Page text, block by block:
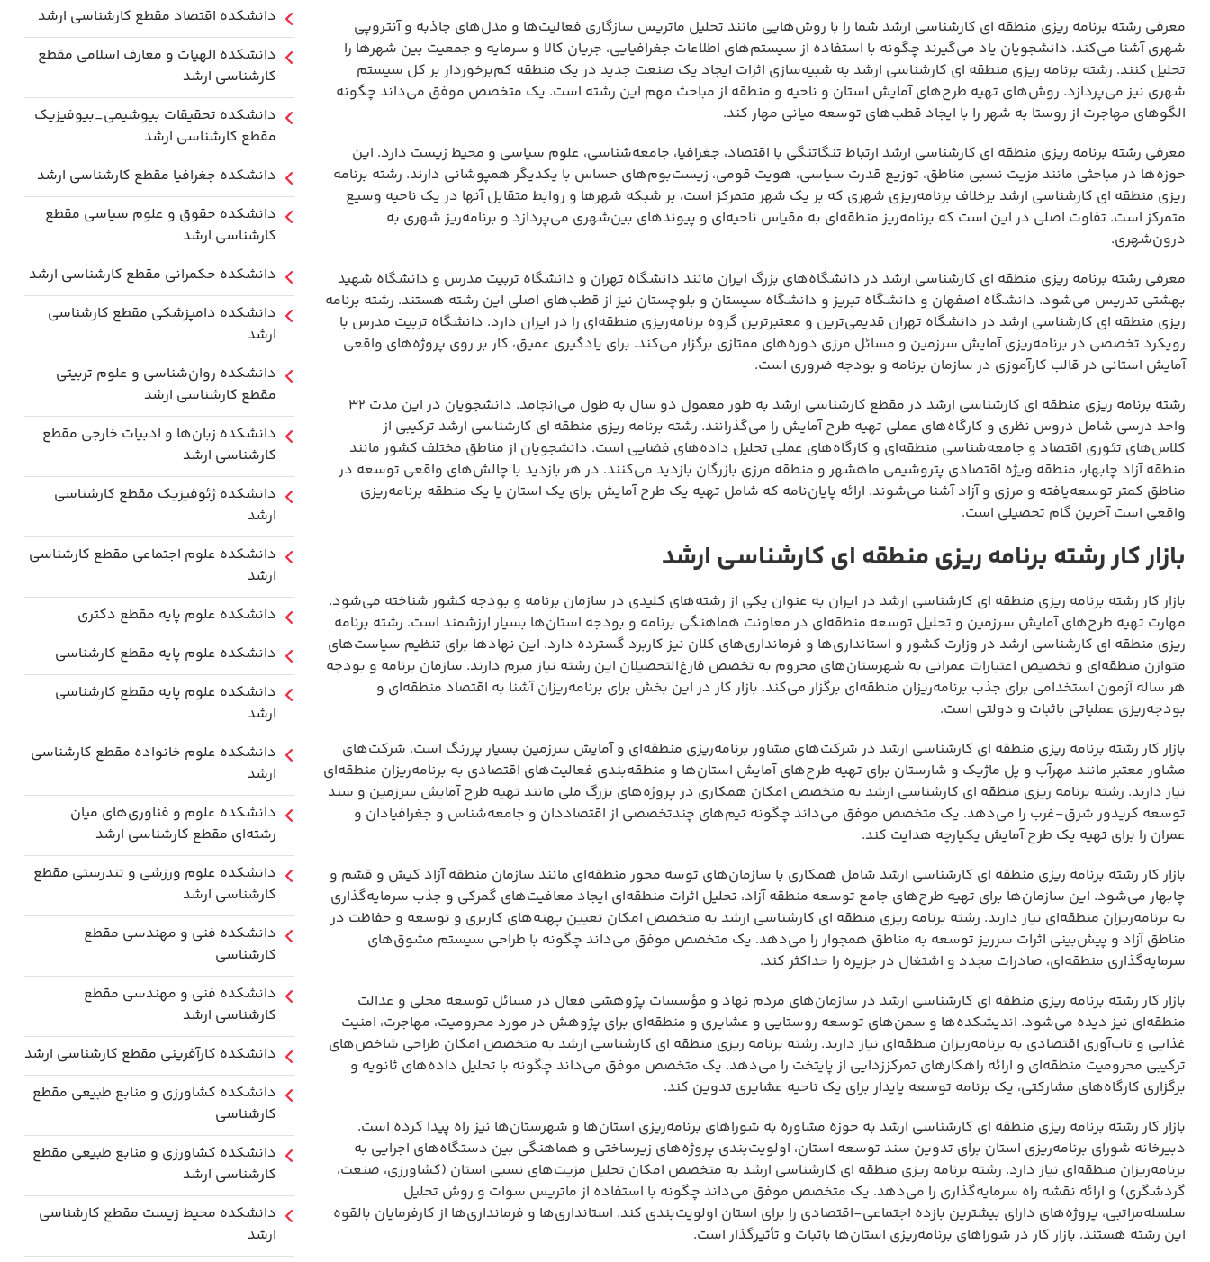
معرفی رشته برنامه ریزی منطقه ای کارشناسی ارشد شما را با روش‌هایی مانند تحلیل ماتریس سازگاری فعالیت‌ها و مدل‌های جاذبه و آنتروپی
شهری آشنا می‌کند. دانشجویان یاد می‌گیرند چگونه با استفاده از سیستم‌های اطلاعات جغرافیایی، جریان کالا و سرمایه و جمعیت بین شهرها را
تحلیل کنند. رشته برنامه ریزی منطقه ای کارشناسی ارشد به شبیه‌سازی اثرات ایجاد یک صنعت جدید در یک منطقه کم‌برخوردار بر کل سیستم
شهری نیز می‌پردازد. روش‌های تهیه طرح‌های آمایش استان و ناحیه و منطقه از مباحث مهم این رشته است. یک متخصص موفق می‌داند چگونه
الگوهای مهاجرت از روستا به شهر را با ایجاد قطب‌های توسعه میانی مهار کند.
معرفی رشته برنامه ریزی منطقه ای کارشناسی ارشد ارتباط تنگاتنگی با اقتصاد، جغرافیا، جامعه‌شناسی، علوم سیاسی و محیط زیست دارد. این
حوزه‌ها در مباحثی مانند مزیت نسبی مناطق، توزیع قدرت سیاسی، هویت قومی، زیست‌بوم‌های حساس با یکدیگر همپوشانی دارند. رشته برنامه
ریزی منطقه ای کارشناسی ارشد برخلاف برنامه‌ریزی شهری که بر یک شهر متمرکز است، بر شبکه شهرها و روابط متقابل آنها در یک ناحیه وسیع
متمرکز است. تفاوت اصلی در این است که برنامه‌ریز منطقه‌ای به مقیاس ناحیه‌ای و پیوندهای بین‌شهری می‌پردازد و برنامه‌ریز شهری به
درون‌شهری.
معرفی رشته برنامه ریزی منطقه ای کارشناسی ارشد در دانشگاه‌های بزرگ ایران مانند دانشگاه تهران و دانشگاه تربیت مدرس و دانشگاه شهید
بهشتی تدریس می‌شود. دانشگاه اصفهان و دانشگاه تبریز و دانشگاه سیستان و بلوچستان نیز از قطب‌های اصلی این رشته هستند. رشته برنامه
ریزی منطقه ای کارشناسی ارشد در دانشگاه تهران قدیمی‌ترین و معتبرترین گروه برنامه‌ریزی منطقه‌ای را در ایران دارد. دانشگاه تربیت مدرس با
رویکرد تخصصی در برنامه‌ریزی آمایش سرزمین و مسائل مرزی دوره‌های ممتازی برگزار می‌کند. برای یادگیری عمیق، کار بر روی پروژه‌های واقعی
آمایش استانی در قالب کارآموزی در سازمان برنامه و بودجه ضروری است.
رشته برنامه ریزی منطقه ای کارشناسی ارشد در مقطع کارشناسی ارشد به طور معمول دو سال به طول می‌انجامد. دانشجویان در این مدت ۳۲
واحد درسی شامل دروس نظری و کارگاه‌های عملی تهیه طرح آمایش را می‌گذرانند. رشته برنامه ریزی منطقه ای کارشناسی ارشد ترکیبی از
کلاس‌های تئوری اقتصاد و جامعه‌شناسی منطقه‌ای و کارگاه‌های عملی تحلیل داده‌های فضایی است. دانشجویان از مناطق مختلف کشور مانند
منطقه آزاد چابهار، منطقه ویژه اقتصادی پتروشیمی ماهشهر و منطقه مرزی بازرگان بازدید می‌کنند. در هر بازدید با چالش‌های واقعی توسعه در
مناطق کمتر توسعه‌یافته و مرزی و آزاد آشنا می‌شوند. ارائه پایان‌نامه که شامل تهیه یک طرح آمایش برای یک استان یا یک منطقه برنامه‌ریزی
واقعی است آخرین گام تحصیلی است.
بازار کار رشته برنامه ریزی منطقه ای کارشناسی ارشد
بازار کار رشته برنامه ریزی منطقه ای کارشناسی ارشد در ایران به عنوان یکی از رشته‌های کلیدی در سازمان برنامه و بودجه کشور شناخته می‌شود.
مهارت تهیه طرح‌های آمایش سرزمین و تحلیل توسعه منطقه‌ای در معاونت هماهنگی برنامه و بودجه استان‌ها بسیار ارزشمند است. رشته برنامه
ریزی منطقه ای کارشناسی ارشد در وزارت کشور و استانداری‌ها و فرمانداری‌های کلان نیز کاربرد گسترده دارد. این نهادها برای تنظیم سیاست‌های
متوازن منطقه‌ای و تخصیص اعتبارات عمرانی به شهرستان‌های محروم به تخصص فارغ‌التحصیلان این رشته نیاز مبرم دارند. سازمان برنامه و بودجه
هر ساله آزمون استخدامی برای جذب برنامه‌ریزان منطقه‌ای برگزار می‌کند. بازار کار در این بخش برای برنامه‌ریزان آشنا به اقتصاد منطقه‌ای و
بودجه‌ریزی عملیاتی باثبات و دولتی است.
بازار کار رشته برنامه ریزی منطقه ای کارشناسی ارشد در شرکت‌های مشاور برنامه‌ریزی منطقه‌ای و آمایش سرزمین بسیار پررنگ است. شرکت‌های
مشاور معتبر مانند مهرآب و پل ماژیک و شارستان برای تهیه طرح‌های آمایش استان‌ها و منطقه‌بندی فعالیت‌های اقتصادی به برنامه‌ریزان منطقه‌ای
نیاز دارند. رشته برنامه ریزی منطقه ای کارشناسی ارشد به متخصص امکان همکاری در پروژه‌های بزرگ ملی مانند تهیه طرح آمایش سرزمین و سند
توسعه کریدور شرق-غرب را می‌دهد. یک متخصص موفق می‌داند چگونه تیم‌های چندتخصصی از اقتصاددان و جامعه‌شناس و جغرافیادان و
عمران را برای تهیه یک طرح آمایش یکپارچه هدایت کند.
بازار کار رشته برنامه ریزی منطقه ای کارشناسی ارشد شامل همکاری با سازمان‌های توسه محور منطقه‌ای مانند سازمان منطقه آزاد کیش و قشم و
چابهار می‌شود. این سازمان‌ها برای تهیه طرح‌های جامع توسعه منطقه آزاد، تحلیل اثرات منطقه‌ای ایجاد معافیت‌های گمرکی و جذب سرمایه‌گذاری
به برنامه‌ریزان منطقه‌ای نیاز دارند. رشته برنامه ریزی منطقه ای کارشناسی ارشد به متخصص امکان تعیین پهنه‌های کاربری و توسعه و حفاظت در
مناطق آزاد و پیش‌بینی اثرات سرریز توسعه به مناطق همجوار را می‌دهد. یک متخصص موفق می‌داند چگونه با طراحی سیستم مشوق‌های
سرمایه‌گذاری منطقه‌ای، صادرات مجدد و اشتغال در جزیره را حداکثر کند.
بازار کار رشته برنامه ریزی منطقه ای کارشناسی ارشد در سازمان‌های مردم نهاد و مؤسسات پژوهشی فعال در مسائل توسعه محلی و عدالت
منطقه‌ای نیز دیده می‌شود. اندیشکده‌ها و سمن‌های توسعه روستایی و عشایری و منطقه‌ای برای پژوهش در مورد محرومیت، مهاجرت، امنیت
غذایی و تاب‌آوری اقتصادی به برنامه‌ریزان منطقه‌ای نیاز دارند. رشته برنامه ریزی منطقه ای کارشناسی ارشد به متخصص امکان طراحی شاخص‌های
ترکیبی محرومیت منطقه‌ای و ارائه راهکارهای تمرکززدایی از پایتخت را می‌دهد. یک متخصص موفق می‌داند چگونه با تحلیل داده‌های ثانویه و
برگزاری کارگاه‌های مشارکتی، یک برنامه توسعه پایدار برای یک ناحیه عشایری تدوین کند.
بازار کار رشته برنامه ریزی منطقه ای کارشناسی ارشد به حوزه مشاوره به شوراهای برنامه‌ریزی استان‌ها و شهرستان‌ها نیز راه پیدا کرده است.
دبیرخانه شورای برنامه‌ریزی استان برای تدوین سند توسعه استان، اولویت‌بندی پروژه‌های زیرساختی و هماهنگی بین دستگاه‌های اجرایی به
برنامه‌ریزان منطقه‌ای نیاز دارد. رشته برنامه ریزی منطقه ای کارشناسی ارشد به متخصص امکان تحلیل مزیت‌های نسبی استان (کشاورزی، صنعت،
گردشگری) و ارائه نقشه راه سرمایه‌گذاری را می‌دهد. یک متخصص موفق می‌داند چگونه با استفاده از ماتریس سوات و روش تحلیل
سلسله‌مراتبی، پروژه‌های دارای بیشترین بازده اجتماعی-اقتصادی را برای استان اولویت‌بندی کند. استانداری‌ها و فرمانداری‌ها از کارفرمایان بالقوه
این رشته هستند. بازار کار در شوراهای برنامه‌ریزی استان‌ها باثبات و تأثیرگذار است.
دانشکده اقتصاد مقطع کارشناسی ارشد
دانشکده الهیات و معارف اسلامی مقطع
کارشناسی ارشد
دانشکده تحقیقات بیوشیمی_بیوفیزیک
مقطع کارشناسی ارشد
دانشکده جغرافیا مقطع کارشناسی ارشد
دانشکده حقوق و علوم سیاسی مقطع
کارشناسی ارشد
دانشکده حکمرانی مقطع کارشناسی ارشد
دانشکده دامپزشکی مقطع کارشناسی
ارشد
دانشکده روان‌شناسی و علوم تربیتی
مقطع کارشناسی ارشد
دانشکده زبان‌ها و ادبیات خارجی مقطع
کارشناسی ارشد
دانشکده ژئوفیزیک مقطع کارشناسی
ارشد
دانشکده علوم اجتماعی مقطع کارشناسی
ارشد
دانشکده علوم پایه مقطع دکتری
دانشکده علوم پایه مقطع کارشناسی
دانشکده علوم پایه مقطع کارشناسی
ارشد
دانشکده علوم خانواده مقطع کارشناسی
ارشد
دانشکده علوم و فناوری‌های میان
رشته‌ای مقطع کارشناسی ارشد
دانشکده علوم ورزشی و تندرستی مقطع
کارشناسی ارشد
دانشکده فنی و مهندسی مقطع
کارشناسی
دانشکده فنی و مهندسی مقطع
کارشناسی ارشد
دانشکده کارآفرینی مقطع کارشناسی ارشد
دانشکده کشاورزی و منابع طبیعی مقطع
کارشناسی
دانشکده کشاورزی و منابع طبیعی مقطع
کارشناسی ارشد
دانشکده محیط زیست مقطع کارشناسی
ارشد